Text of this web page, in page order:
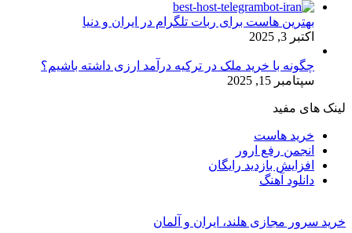
بهترین هاست برای ربات تلگرام در ایران و دنیا
اکتبر 3, 2025
چگونه با خرید ملک در ترکیه درآمد ارزی داشته باشیم؟
سپتامبر 15, 2025
لینک های مفید
خرید هاست
انجمن رفع ارور
افزایش بازدید رایگان
دانلود آهنگ
خرید سرور مجازی هلند، ایران و آلمان